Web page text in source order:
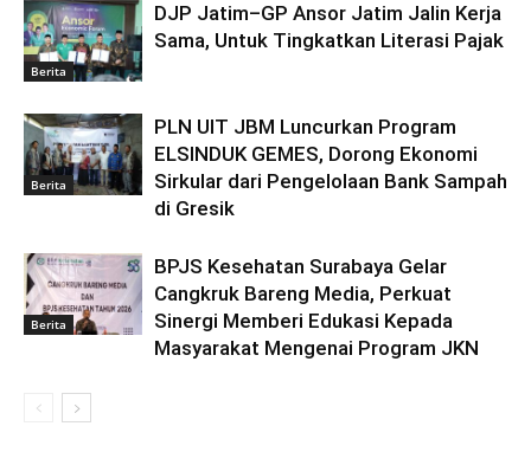
Berita
DJP Jatim–GP Ansor Jatim Jalin Kerja
Sama, Untuk Tingkatkan Literasi Pajak
Berita
PLN UIT JBM Luncurkan Program
ELSINDUK GEMES, Dorong Ekonomi
Sirkular dari Pengelolaan Bank Sampah
di Gresik
Berita
BPJS Kesehatan Surabaya Gelar
Cangkruk Bareng Media, Perkuat
Sinergi Memberi Edukasi Kepada
Masyarakat Mengenai Program JKN